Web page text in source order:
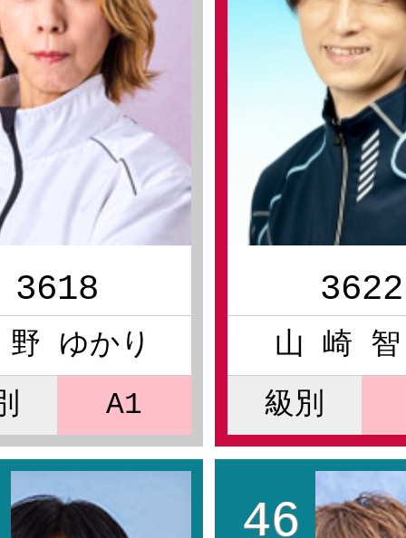
3618
ゆかり
A1
3622
山 崎
級別
46